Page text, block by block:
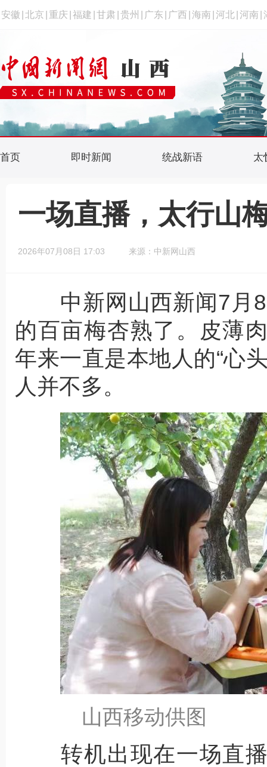
安徽 北京 重庆 福建 甘肃 贵州 广东 广西 海南 河北 河南
首页 即时新闻 统战新语 太
一场直播，太行山
2026年07月08日 17:03 来源：中新网山西
中新网山西新闻7月8
的百亩梅杏熟了。皮薄
年来一直是本地人的“心
人并不多。
山西移动供图
转机出现在一场直播